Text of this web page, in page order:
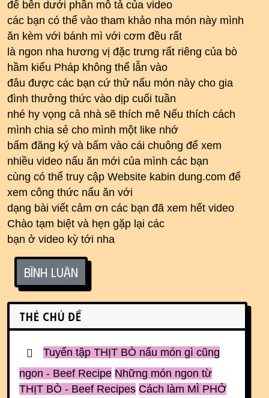
để bên dưới phần mô tả của video
các bạn có thể vào tham khảo nha món này mình
ăn kèm với bánh mì với cơm đều rất
là ngon nha hương vị đặc trưng rất riêng của bò
hầm kiểu Pháp không thể lẫn vào
đâu được các bạn cứ thử nấu món này cho gia
đình thưởng thức vào dịp cuối tuần
nhé hy vọng cả nhà sẽ thích mê Nếu thích cách
mình chia sẻ cho mình một like nhớ
bấm đăng ký và bấm vào cái chuông để xem
nhiều video nấu ăn mới của mình các bạn
cùng có thể truy cập Website kabin dung.com để
xem công thức nấu ăn với
dạng bài viết cảm ơn các bạn đã xem hết video
Chào tạm biệt và hẹn gặp lại các
bạn ở video kỳ tới nha
Bình luận
Related content
Thẻ chủ đề
Tuyển tập THỊT BÒ nấu món gì cũng
ngon - Beef Recipe Những món ngon từ
THỊT BÒ - Beef Recipes Cách làm MÌ PHỞ